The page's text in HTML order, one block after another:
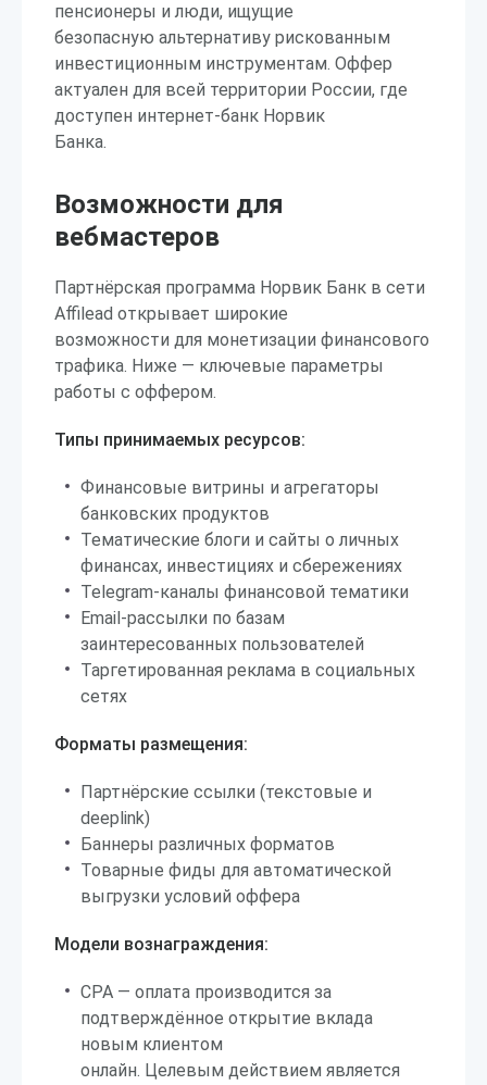
пенсионеры и люди, ищущие
безопасную альтернативу рискованным
инвестиционным инструментам. Оффер
актуален для всей территории России, где
доступен интернет-банк Норвик
Банка.
Возможности для
вебмастеров
Партнёрская программа Норвик Банк в сети
Affilead открывает широкие
возможности для монетизации финансового
трафика. Ниже — ключевые параметры
работы с оффером.
Типы принимаемых ресурсов:
Финансовые витрины и агрегаторы
банковских продуктов
Тематические блоги и сайты о личных
финансах, инвестициях и сбережениях
Telegram-каналы финансовой тематики
Email-рассылки по базам
заинтересованных пользователей
Таргетированная реклама в социальных
сетях
Форматы размещения:
Партнёрские ссылки (текстовые и
deeplink)
Баннеры различных форматов
Товарные фиды для автоматической
выгрузки условий оффера
Модели вознаграждения:
CPA — оплата производится за
подтверждённое открытие вклада
новым клиентом
онлайн. Целевым действием является